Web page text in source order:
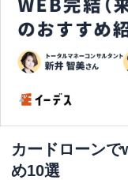
カードローン
め10選